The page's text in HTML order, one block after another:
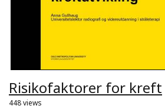
Risikofaktorer for kreft
448 views